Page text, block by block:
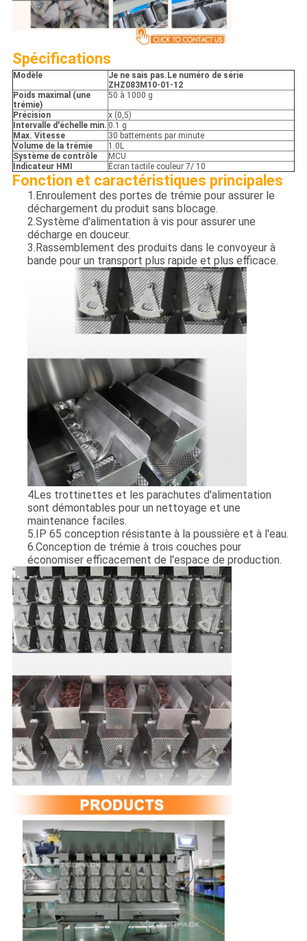
Spécifications
Modèle Je ne sais pas. Le numéro de série
ZHZ083M10-01-12
Poids maximal (une
trémie)
50 à 1000 g
Précision
x (0,5)
Intervalle d'échelle min. 0.1 g
Max. Vitesse
30 battements par minute
Volume de la trémie
1.0L
Système de contrôle
MCU
Indicateur HMI
Écran tactile couleur 7/ 10
Fonction et caractéristiques principales
1.Enroulement des portes de trémie pour assurer le
déchargement du produit sans blocage.
2.Système d'alimentation à vis pour assurer une
décharge en douceur.
3.Rassemblement des produits dans le convoyeur à
bande pour un transport plus rapide et plus efficace.
4Les trottinettes et les parachutes d'alimentation
sont démontables pour un nettoyage et une
maintenance faciles.
5.IP 65 conception résistante à la poussière et à l'eau.
6.Conception de trémie à trois couches pour
économiser efficacement de l'espace de production.